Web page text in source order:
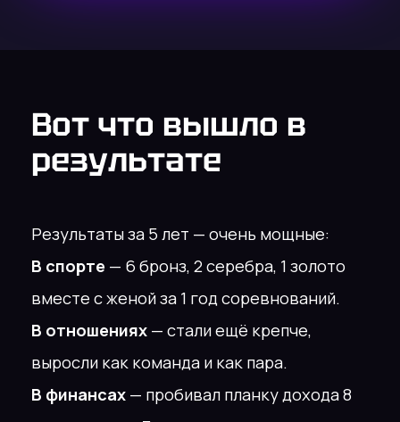
01
02
вырасти и получишь
дней 📚
03
глюков и
убеждений 🪄
04
ускориться/найдёшь
от 20 точек роста 💰
05
разбора ( отчеты,
дисциплина,
поддержка) 💫